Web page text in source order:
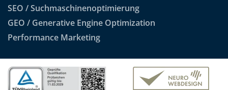
SEO / Suchmaschinenoptimierung
GEO / Generative Engine Optimization
Performance Marketing